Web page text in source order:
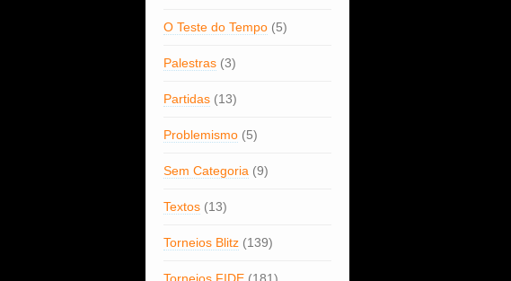
O Teste do Tempo(5)
Palestras(3)
Partidas(13)
Problemismo(5)
Sem Categoria(9)
Textos(13)
Torneios Blitz(139)